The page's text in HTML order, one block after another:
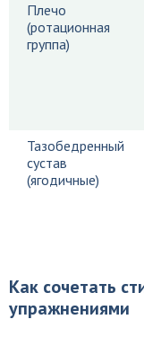
Плечо
(ротационная
группа)
Тазобедренный
сустав
(ягодичные)
Как сочетать
упражнениями